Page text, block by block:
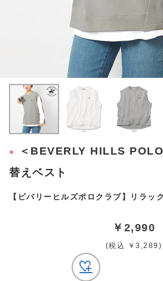
＜BEVERLY HILLS
替えベスト
【ビバリーヒルズポロクラブ】リラッ
￥2,990
(税込 ￥3,289)